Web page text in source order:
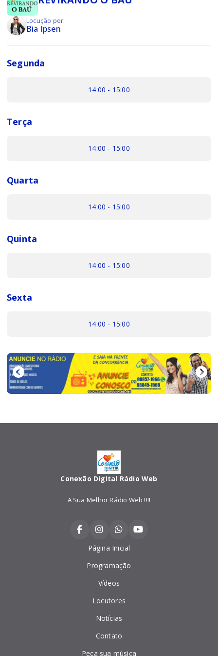
Locução por:
Bia Ipsen
Segunda
14:00 - 15:00
Terça
14:00 - 15:00
Quarta
14:00 - 15:00
Quinta
14:00 - 15:00
Sexta
14:00 - 15:00
Conexão Digital Rádio Web
A Sua Melhor Rádio Web !!!!
Página Inicial
Programação
Vídeos
Locutores
Notícias
Contato
Peça sua música